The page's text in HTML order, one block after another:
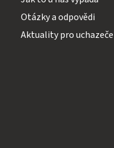
Otázky a odpovědi
Aktuality pro uchazeče